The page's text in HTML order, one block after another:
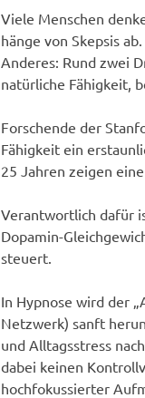
Viele Menschen
hänge von Skepsis
Anderes: Rund zwei
natürliche Fähigkeit,
Forschende der
Fähigkeit ein
25 Jahren zeigen
Verantwortlich dafür
Dopamin-
steuert.
In Hypnose wird der
Netzwerk) sanft
und Alltagsstress
dabei keinen
hochfokussierter
Hypnose
Hypnose
Praxis Lebens-